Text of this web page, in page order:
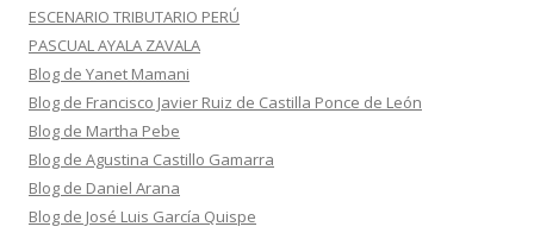
ESCENARIO TRIBUTARIO PERÚ
PASCUAL AYALA ZAVALA
Blog de Yanet Mamani
Blog de Francisco Javier Ruiz de Castilla Ponce de León
Blog de Martha Pebe
Blog de Agustina Castillo Gamarra
Blog de Daniel Arana
Blog de José Luis García Quispe